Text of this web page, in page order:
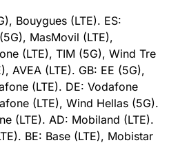
Bouygues (LTE). ES:
MasMovil (LTE),
(LTE), TIM (5G), Wind Tre
AVEA (LTE). GB: EE (5G),
(LTE). DE: Vodafone
(LTE), Wind Hellas (5G).
(LTE). AD: Mobiland (LTE).
BE: Base (LTE), Mobistar